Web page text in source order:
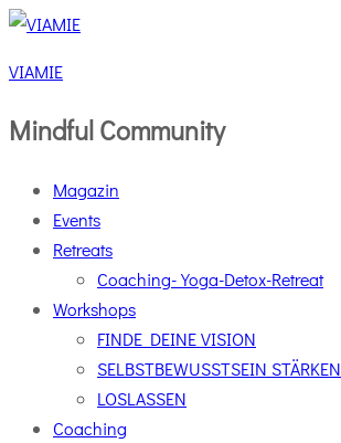
VIAMIE
Mindful Community
Magazin
Events
Retreats
Coaching-Yoga-Detox-Retreat
Workshops
FINDE DEINE VISION
SELBSTBEWUSSTSEIN STÄRKEN
LOSLASSEN
Coaching